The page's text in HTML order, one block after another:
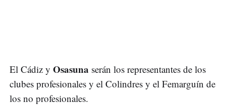
El Cádiz y Osasuna serán los representantes de los
clubes profesionales y el Colindres y el Femarguín de
los no profesionales.